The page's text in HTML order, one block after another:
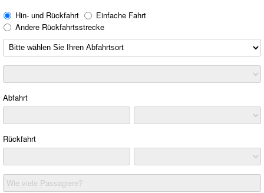
Hin- und Rückfahrt
Einfache Fahrt
Andere Rückfahrtsstrecke
Abfahrt
Rückfahrt
Wie viele Passagiere?